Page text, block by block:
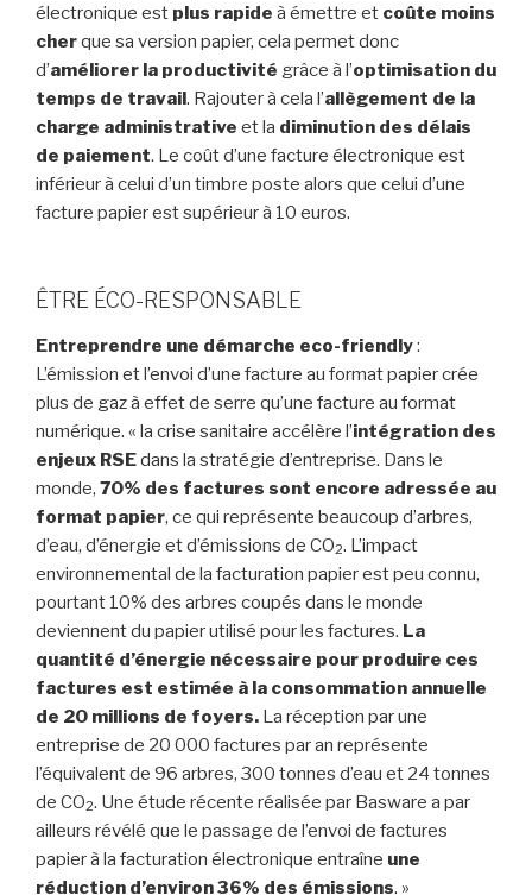
électronique est plus rapide à émettre et coûte moins
cherque sa version papier, cela permet donc
d’améliorer la productivité grâce à l’optimisation du
temps de travail. Rajouter à cela l’allègement de la
charge administrative et la diminution des délais
de paiement. Le coût d’une facture électronique est
inférieur à celui d’un timbre poste alors que celui d’une
facture papier est supérieur à 10 euros.
ÊTRE ÉCO-RESPONSABLE
Entreprendre une démarche eco-friendly:
L’émission et l’envoi d’une facture au format papier crée
plus de gaz à effet de serre qu’une facture au format
numérique. « la crise sanitaire accélère l’intégration des
enjeux RSEdans la stratégie d’entreprise. Dans le
monde, 70% des factures sont encore adressée au
format papier, ce qui représente beaucoup d’arbres,
d’eau, d’énergie et d’émissions de CO2. L’impact
environnemental de la facturation papier est peu connu,
pourtant 10% des arbres coupés dans le monde
deviennent du papier utilisé pour les factures. La
quantité d’énergie nécessaire pour produire ces
factures est estimée à la consommation annuelle
de 20 millions de foyers. La réception par une
entreprise de 20 000 factures par an représente
l’équivalent de 96 arbres, 300 tonnes d’eau et 24 tonnes
de CO2. Une étude récente réalisée par Basware a par
ailleurs révélé que le passage de l’envoi de factures
papier à la facturation électronique entraîne une
réduction d’environ 36% des émissions. »